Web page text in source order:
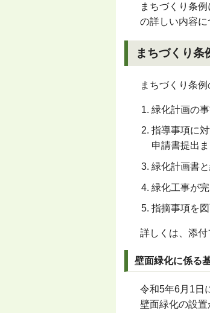
まちづくり条
の詳しい内容に
まちづくり条
まちづくり条
緑化計画の
指導事項に
申請書提出ま
緑化計画書
緑化工事が
指摘事項を
詳しくは、添付
壁面緑化に係る
令和5年6月1日
壁面緑化の設